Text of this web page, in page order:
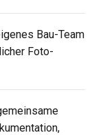
Bau-Team
Foto-